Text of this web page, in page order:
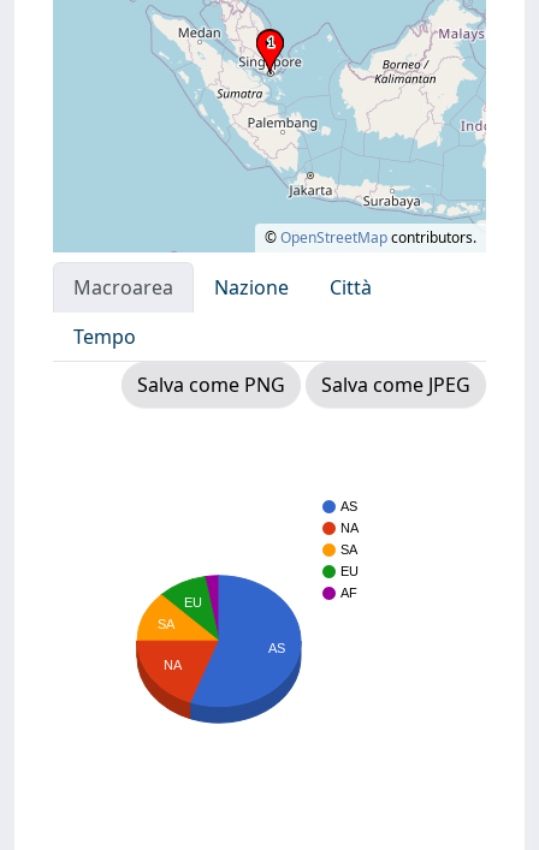
©OpenStreetMapcontributors.
Macroarea Nazione
Città
Tempo
Salva come PNG
Salva come JPEG
AS
NA
SA
EU
AF
EU
SA
NA
AS